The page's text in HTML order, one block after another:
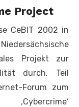
Project
CeBIT 2002 in
Projekt zur
durch. Teil
Forum zum